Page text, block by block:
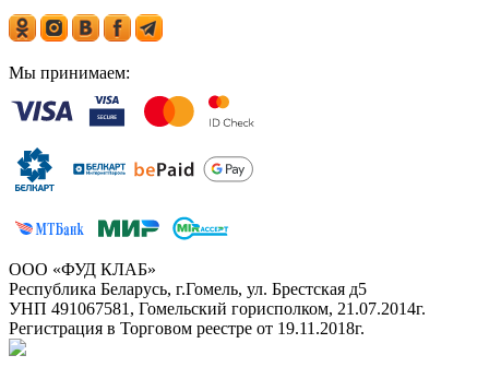
Мы принимаем:
ООО «ФУД КЛАБ»
Республика Беларусь, г.Гомель, ул. Брестская д5
УНП 491067581, Гомельский горисполком, 21.07.2014г.
Регистрация в Торговом реестре от 19.11.2018г.